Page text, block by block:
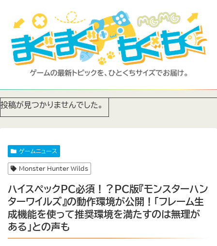
投稿が見つかりませんでした。
ゲームニュース
Monster Hunter Wilds
ハイスペックPC必須！？PC版『モンスターハン
ターワイルズ』の動作環境が公開！「フレーム生
成機能を使って推奨環境を満たすのは無理が
ある」との声も